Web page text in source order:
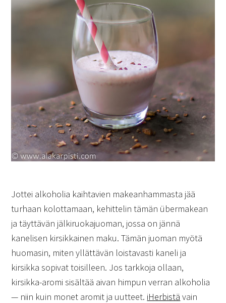
Jottei alkoholia kaihtavien makeanhammasta jää
turhaan kolottamaan, kehittelin tämän übermakean
ja täyttävän jälkiruokajuoman, jossa on jännä
kanelisen kirsikkainen maku. Tämän juoman myötä
huomasin, miten yllättävän loistavasti kaneli ja
kirsikka sopivat toisilleen. Jos tarkkoja ollaan,
kirsikka-aromi sisältää aivan himpun verran alkoholia
— niin kuin monet aromit ja uutteet. iHerbistä vain